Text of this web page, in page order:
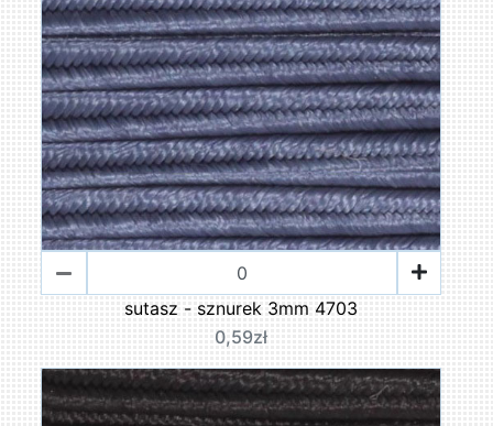
sutasz - sznurek 3mm 4703
0,59zł